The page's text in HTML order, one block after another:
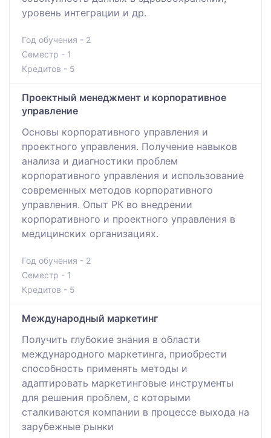
уровень интеграции и др.
Год обучения - 2
Семестр - 1
Кредитов - 5
Проектный менеджмент и корпоративное
управление
Основы корпоративного управления и
проектного управления. Получение навыков
анализа и диагностики проблем
корпоративного управления и использование
современных методов корпоративного
управления. Опыт РК во внедрении
корпоративного и проектного управления в
медицинских организациях.
Год обучения - 2
Семестр - 1
Кредитов - 5
Международный маркетинг
Получить глубокие знания в области
международного маркетинга, приобрести
способность применять методы и
адаптировать маркетинговые инструменты
для решения проблем, с которыми
сталкиваются компании в процессе выхода на
зарубежные рынки